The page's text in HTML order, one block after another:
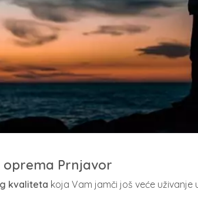
Prnjavor
kvaliteta koja Vam jamči još veće uživanje